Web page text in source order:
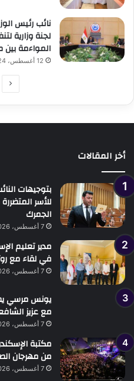
نائب رئيس
لجنة وزارية
المواءمة
12 أغسطس، 2024
أخر المقالات
للأسر
الجمرك
7 أغسطس، 2026
مدير تعليم
في لقاء مع
7 أغسطس، 2026
يونس مرسي
مع عزيز
7 أغسطس، 2026
مكتبة
من مهرجان
7 أغسطس، 2026